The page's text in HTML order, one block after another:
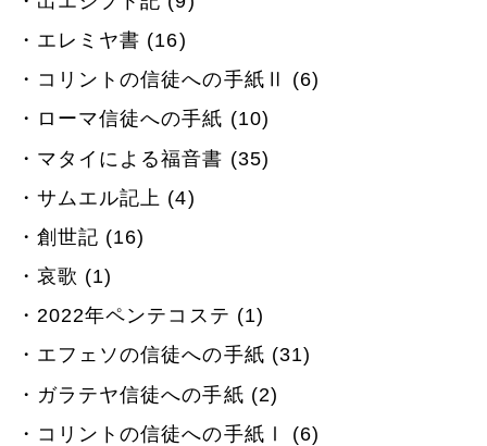
エレミヤ書 (16)
コリントの信徒への手紙Ⅱ (6)
ローマ信徒への手紙 (10)
マタイによる福音書 (35)
サムエル記上 (4)
創世記 (16)
哀歌 (1)
2022年ペンテコステ (1)
エフェソの信徒への手紙 (31)
ガラテヤ信徒への手紙 (2)
コリントの信徒への手紙Ⅰ (6)